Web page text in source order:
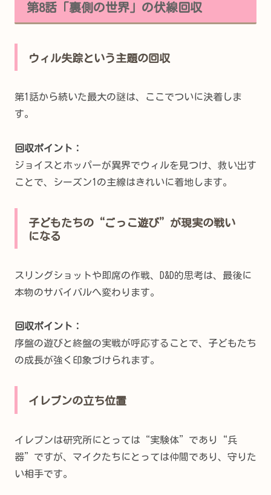
第8話「裏側の世界」の伏線回収
ウィル失踪という主題の回収
第1話から続いた最大の謎は、ここでついに決着しま
す。
回収ポイント：
ジョイスとホッパーが異界でウィルを見つけ、救い出す
ことで、シーズン1の主線はきれいに着地します。
子どもたちの“ごっこ遊び”が現実の戦い
になる
スリングショットや即席の作戦、D&D的思考は、最後に
本物のサバイバルへ変わります。
回収ポイント：
序盤の遊びと終盤の実戦が呼応することで、子どもたち
の成長が強く印象づけられます。
イレブンの立ち位置
イレブンは研究所にとっては“実験体”であり“兵
器”ですが、マイクたちにとっては仲間であり、守りた
い相手です。